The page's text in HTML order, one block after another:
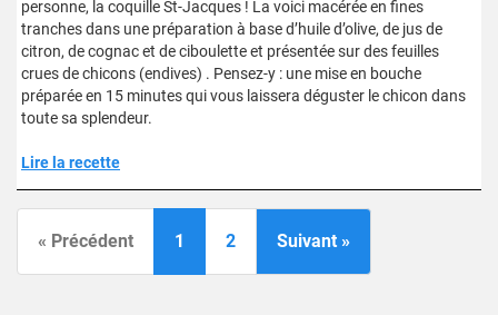
personne, la coquille St-Jacques ! La voici macérée en fines
tranches dans une préparation à base d’huile d’olive, de jus de
citron, de cognac et de ciboulette et présentée sur des feuilles
crues de chicons (endives) . Pensez-y : une mise en bouche
préparée en 15 minutes qui vous laissera déguster le chicon dans
toute sa splendeur.
Lire la recette
« Précédent 1 2 Suivant »